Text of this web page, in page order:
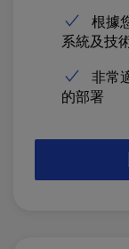
根據
系統及技
非常
的部署